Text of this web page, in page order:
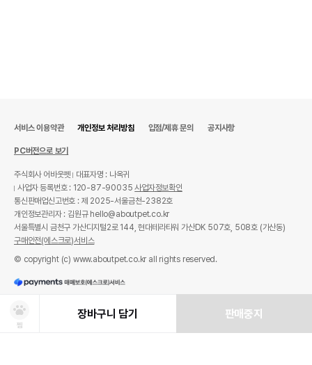
찜
장바구니 담기 판매중지
서비스 이용약관 개인정보 처리방침 입점/제휴 문의 공지사항
PC버전으로 보기
주식회사 어바웃펫
대표자명 : 나옥귀
사업자 등록번호 : 120-87-90035사업자정보확인
통신판매업신고번호 : 제 2025-서울금천-2382호
개인정보관리자 : 김원규 hello@aboutpet.co.kr
서울특별시 금천구 가산디지털2로 144, 현대테라타워 가산DK 507호, 508호 (가산동)
구매안전(에스크로)서비스
© copyright (c) www.aboutpet.co.kr all rights reserved.